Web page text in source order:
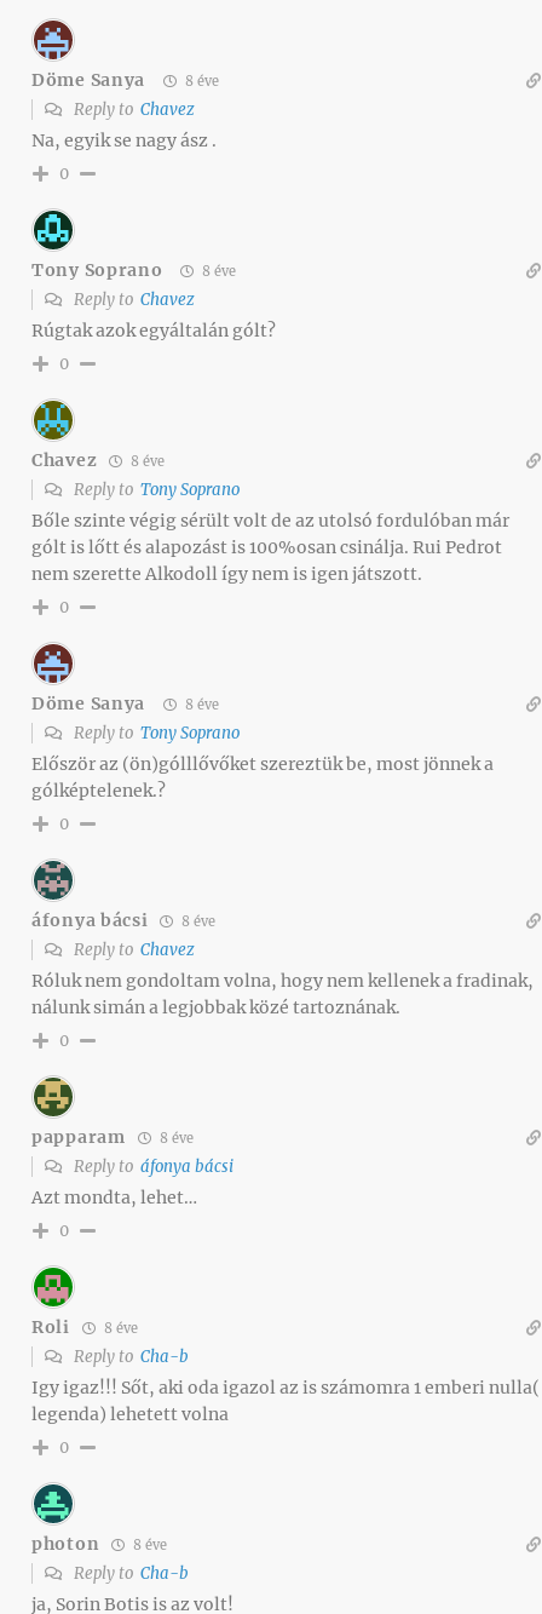
Döme Sanya 8 éve
Reply to Chavez
Na, egyik se nagy ász .
0
Tony Soprano 8 éve
Reply to Chavez
Rúgtak azok egyáltalán gólt?
0
Chavez 8 éve
Reply to Tony Soprano
Bőle szinte végig sérült volt de az utolsó fordulóban már
gólt is lőtt és alapozást is 100%osan csinálja. Rui Pedrot
nem szerette Alkodoll így nem is igen játszott.
0
Döme Sanya 8 éve
Reply to Tony Soprano
Először az (ön)gólllővőket szereztük be, most jönnek a
gólképtelenek.?
0
áfonya bácsi 8 éve
Reply to Chavez
Róluk nem gondoltam volna, hogy nem kellenek a fradinak,
nálunk simán a legjobbak közé tartoznának.
0
papparam 8 éve
Reply to áfonya bácsi
Azt mondta, lehet…
0
Roli 8 éve
Reply to Cha-b
Igy igaz!!! Sőt, aki oda igazol az is számomra 1 emberi nulla(
legenda) lehetett volna
0
photon 8 éve
Reply to Cha-b
ja, Sorin Botis is az volt!